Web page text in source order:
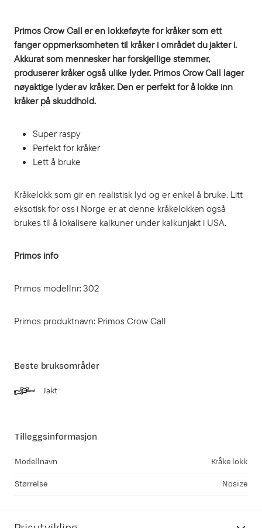
Primos Crow Call er en lokkeføyte for kråker som ett
fanger oppmerksomheten til kråker i området du jakter i.
Akkurat som mennesker har forskjellige stemmer,
produserer kråker også ulike lyder. Primos Crow Call lager
nøyaktige lyder av kråker. Den er perfekt for å lokke inn
kråker på skuddhold.
Super raspy
Perfekt for kråker
Lett å bruke
Kråkelokk som gir en realistisk lyd og er enkel å bruke. Litt
eksotisk for oss i Norge er at denne kråkelokken også
brukes til å lokalisere kalkuner under kalkunjakt i USA.
Primos info
Primos modellnr: 302
Primos produktnavn: Primos Crow Call
Tilleggsinformasjon
Modellnavn Kråke lokk
Størrelse Nosize
Beste bruksområder
Jakt